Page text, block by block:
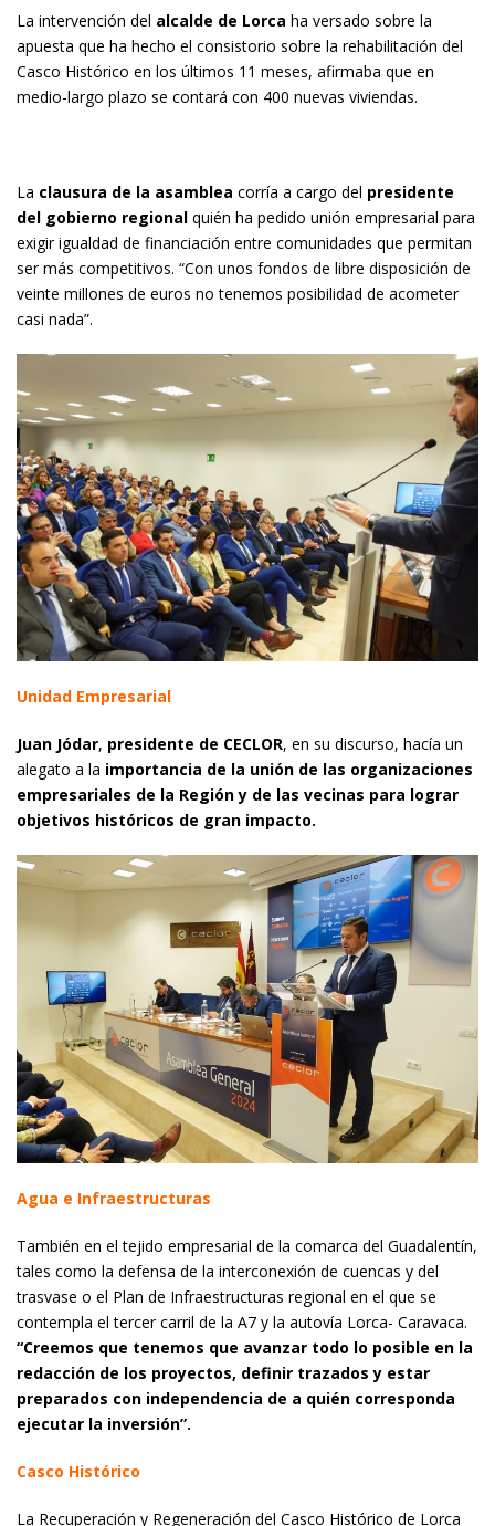
La intervención del alcalde de Lorca ha versado sobre la
apuesta que ha hecho el consistorio sobre la rehabilitación del
Casco Histórico en los últimos 11 meses, afirmaba que en
medio-largo plazo se contará con 400 nuevas viviendas.
La clausura de la asamblea corría a cargo del presidente
del gobierno regional quién ha pedido unión empresarial para
exigir igualdad de financiación entre comunidades que permitan
ser más competitivos. “Con unos fondos de libre disposición de
veinte millones de euros no tenemos posibilidad de acometer
casi nada”.
Unidad Empresarial
Juan Jódar, presidente de CECLOR, en su discurso, hacía un
alegato a la importancia de la unión de las organizaciones
empresariales de la Región y de las vecinas para lograr
objetivos históricos de gran impacto.
Agua e Infraestructuras
También en el tejido empresarial de la comarca del Guadalentín,
tales como la defensa de la interconexión de cuencas y del
trasvase o el Plan de Infraestructuras regional en el que se
contempla el tercer carril de la A7 y la autovía Lorca- Caravaca.
“Creemos que tenemos que avanzar todo lo posible en la
redacción de los proyectos, definir trazados y estar
preparados con independencia de a quién corresponda
ejecutar la inversión”.
Casco Histórico
La Recuperación y Regeneración del Casco Histórico de Lorca